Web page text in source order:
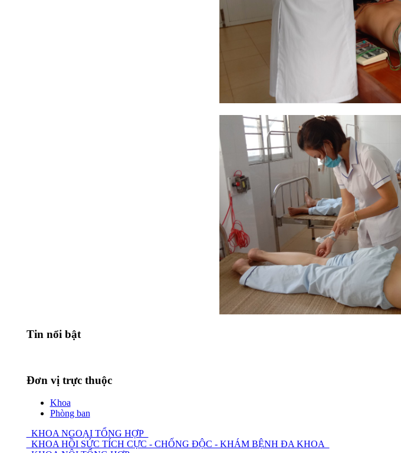
Tin nổi bật
Đơn vị trực thuộc
Khoa
Phòng ban
KHOA NGOẠI TỔNG HỢP
KHOA HỒI SỨC TÍCH CỰC - CHỐNG ĐỘC - KHÁM BỆNH ĐA KHOA